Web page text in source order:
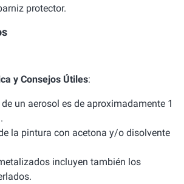
protector.
y Consejos Útiles:
un aerosol es de aproximadamente 1
la pintura con acetona y/o disolvente
incluyen también los